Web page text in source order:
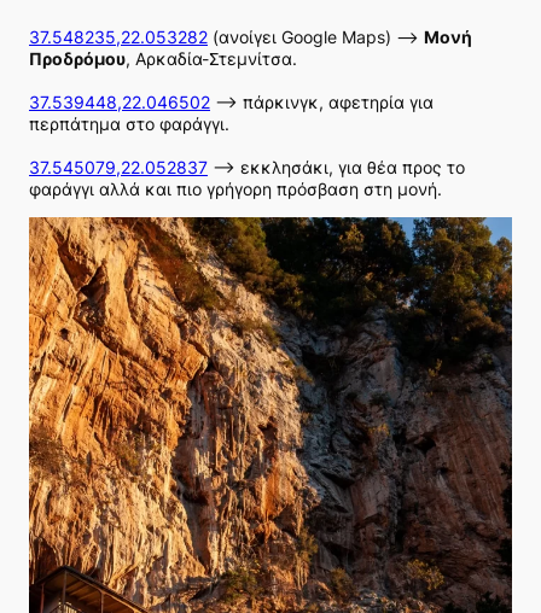
37.548235,22.053282 (ανοίγει Google Maps) –> Μονή
Προδρόμου, Αρκαδία-Στεμνίτσα.
37.539448,22.046502 –> πάρκινγκ, αφετηρία για
περπάτημα στο φαράγγι.
37.545079,22.052837 –> εκκλησάκι, για θέα προς το
φαράγγι αλλά και πιο γρήγορη πρόσβαση στη μονή.